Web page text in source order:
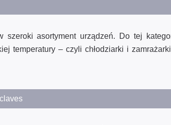
szeroki asortyment urządzeń. Do tej
temperatury – czyli chłodziarki i